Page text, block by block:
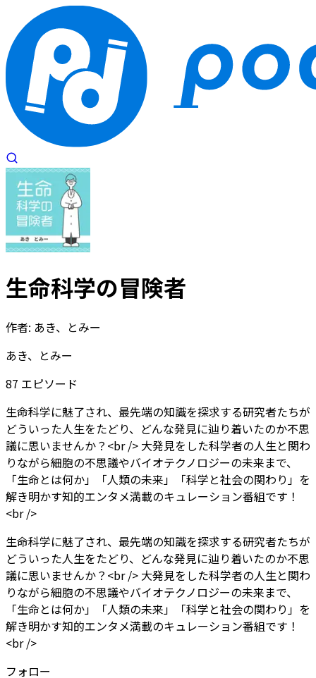
生命科学の冒険者
作者: あき、とみー
あき、とみー
87 エピソード
生命科学に魅了され、最先端の知識を探求する研究者たちが
どういった人生をたどり、どんな発見に辿り着いたのか不思
議に思いませんか？<br /> 大発見をした科学者の人生と関わ
りながら細胞の不思議やバイオテクノロジーの未来まで、
「生命とは何か」「人類の未来」「科学と社会の関わり」を
解き明かす知的エンタメ満載のキュレーション番組です！
<br />
生命科学に魅了され、最先端の知識を探求する研究者たちが
どういった人生をたどり、どんな発見に辿り着いたのか不思
議に思いませんか？<br /> 大発見をした科学者の人生と関わ
りながら細胞の不思議やバイオテクノロジーの未来まで、
「生命とは何か」「人類の未来」「科学と社会の関わり」を
解き明かす知的エンタメ満載のキュレーション番組です！
<br />
フォロー